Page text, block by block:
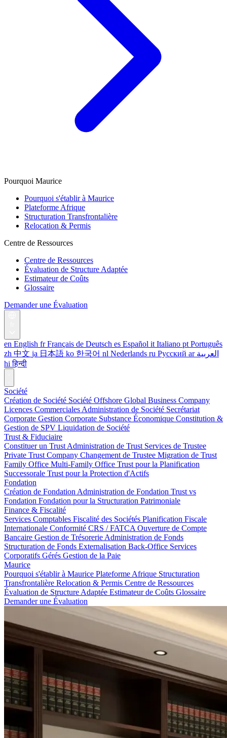
Pourquoi Maurice
Pourquoi s'établir à Maurice
Plateforme Afrique
Structuration Transfrontalière
Relocation & Permis
Centre de Ressources
Centre de Ressources
Évaluation de Structure Adaptée
Estimateur de Coûts
Glossaire
Demander une Évaluation
en English fr Français de Deutsch es Español it Italiano pt Português
zh 中文 ja 日本語 ko 한국어 nl Nederlands ru Русский ar العربية
hi हिन्दी
Société
Création de Société Société Offshore Global Business Company
Licences Commerciales Administration de Société Secrétariat
Corporate Gestion Corporate Substance Économique Constitution &
Gestion de SPV Liquidation de Société
Trust & Fiduciaire
Constituer un Trust Administration de Trust Services de Trustee
Private Trust Company Changement de Trustee Migration de Trust
Family Office Multi-Family Office Trust pour la Planification
Successorale Trust pour la Protection d'Actifs
Fondation
Création de Fondation Administration de Fondation Trust vs
Fondation Fondation pour la Structuration Patrimoniale
Finance & Fiscalité
Services Comptables Fiscalité des Sociétés Planification Fiscale
Internationale Conformité CRS / FATCA Ouverture de Compte
Bancaire Gestion de Trésorerie Administration de Fonds
Structuration de Fonds Externalisation Back-Office Services
Corporatifs Gérés Gestion de la Paie
Maurice
Pourquoi s'établir à Maurice Plateforme Afrique Structuration
Transfrontalière Relocation & Permis Centre de Ressources
Évaluation de Structure Adaptée Estimateur de Coûts Glossaire
Demander une Évaluation